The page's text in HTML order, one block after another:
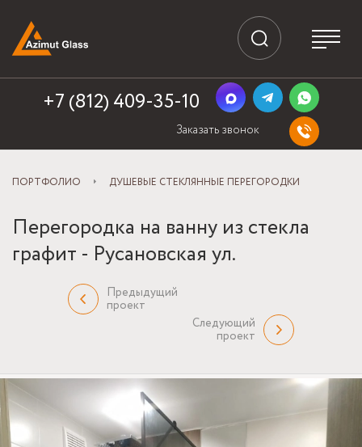
+7 (812) 409-35-10
Заказать звонок
ПОРТФОЛИО ДУШЕВЫЕ СТЕКЛЯННЫЕ ПЕРЕГОРОДКИ
Перегородка на ванну из стекла
графит - Русановская ул.
Предыдущий
проект
Следующий
проект